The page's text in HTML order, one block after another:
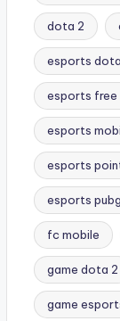
dota 2
esports
esports free
esports
esports
esports
fc mobile
game dota 2
game